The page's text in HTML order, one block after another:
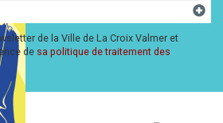
de la Ville de La Croix Valmer et
de sa politique de traitement des